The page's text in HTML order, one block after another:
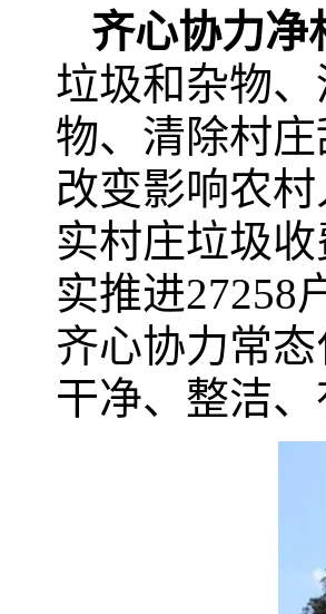
齐心协力净
垃圾和杂物
物、清除村
改变影响农
实村庄垃圾
实推进27258
齐心协力常
干净、整洁、